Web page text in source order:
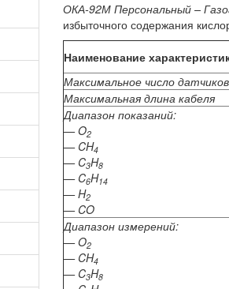
ОКА-92М Персональный –
избыточного содержания
Наименование
Максимальное число
Максимальная длина кабеля
Диапазон показаний:
— O2
— CH4
— C3H8
— C6H14
— H2
— CO
Диапазон измерений:
— O2
— CH4
— C3H8